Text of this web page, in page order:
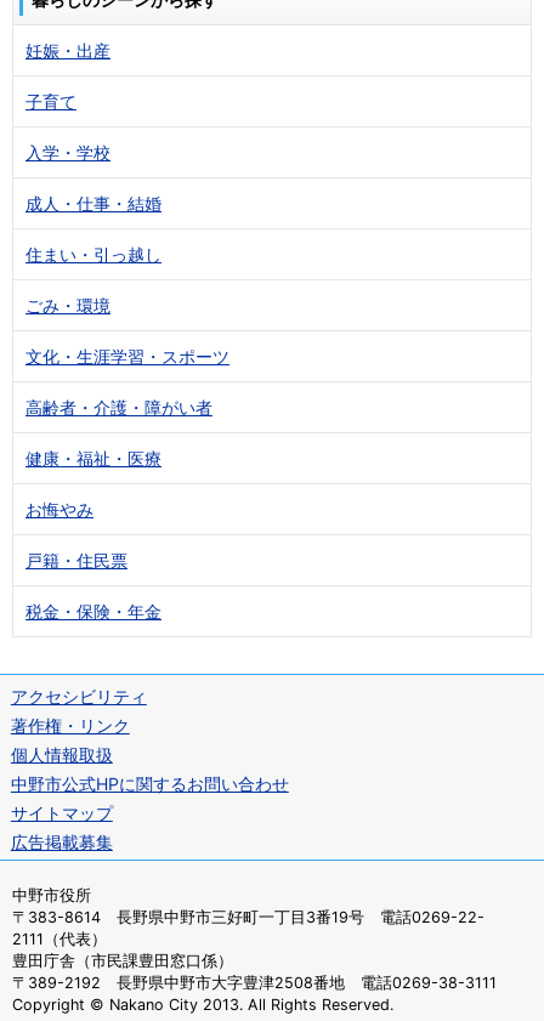
妊娠・出産
子育て
入学・学校
成人・仕事・結婚
住まい・引っ越し
ごみ・環境
文化・生涯学習・スポーツ
高齢者・介護・障がい者
健康・福祉・医療
お悔やみ
戸籍・住民票
税金・保険・年金
アクセシビリティ
著作権・リンク
個人情報取扱
中野市公式HPに関するお問い合わせ
サイトマップ
広告掲載募集
中野市役所
〒383-8614 長野県中野市三好町一丁目3番19号 電話0269-22-
2111（代表）
豊田庁舎（市民課豊田窓口係）
〒389-2192 長野県中野市大字豊津2508番地 電話0269-38-3111
Copyright © Nakano City 2013. All Rights Reserved.